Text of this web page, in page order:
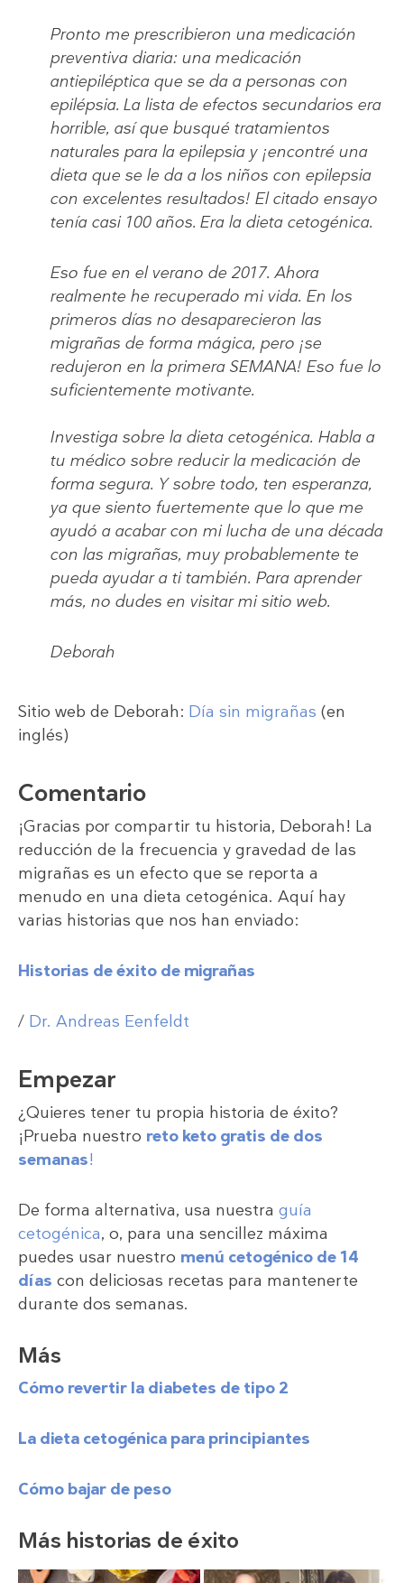
Pronto me prescribieron una medicación
preventiva diaria: una medicación
antiepiléptica que se da a personas con
epilépsia. La lista de efectos secundarios era
horrible, así que busqué tratamientos
naturales para la epilepsia y ¡encontré una
dieta que se le da a los niños con epilepsia
con excelentes resultados! El citado ensayo
tenía casi 100 años. Era la dieta cetogénica.
Eso fue en el verano de 2017. Ahora
realmente he recuperado mi vida. En los
primeros días no desaparecieron las
migrañas de forma mágica, pero ¡se
redujeron en la primera SEMANA! Eso fue lo
suficientemente motivante.
Investiga sobre la dieta cetogénica. Habla a
tu médico sobre reducir la medicación de
forma segura. Y sobre todo, ten esperanza,
ya que siento fuertemente que lo que me
ayudó a acabar con mi lucha de una década
con las migrañas, muy probablemente te
pueda ayudar a ti también. Para aprender
más, no dudes en visitar mi sitio web.
Deborah
Sitio web de Deborah: Día sin migrañas (en
inglés)
Comentario
¡Gracias por compartir tu historia, Deborah! La
reducción de la frecuencia y gravedad de las
migrañas es un efecto que se reporta a
menudo en una dieta cetogénica. Aquí hay
varias historias que nos han enviado:
Historias de éxito de migrañas
/ Dr. Andreas Eenfeldt
Empezar
¿Quieres tener tu propia historia de éxito?
¡Prueba nuestro reto keto gratis de dos
semanas!
De forma alternativa, usa nuestra guía
cetogénica, o, para una sencillez máxima
puedes usar nuestro menú cetogénico de 14
días con deliciosas recetas para mantenerte
durante dos semanas.
Más
Cómo revertir la diabetes de tipo 2
La dieta cetogénica para principiantes
Cómo bajar de peso
Más historias de éxito